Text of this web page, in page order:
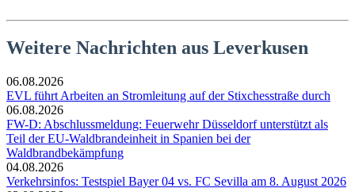
Weitere Nachrichten aus Leverkusen
06.08.2026
EVL führt Arbeiten an Stromleitung auf der Stixchesstraße durch
06.08.2026
FW-D: Abschlussmeldung: Feuerwehr Düsseldorf unterstützt als
Teil der EU-Waldbrandeinheit in Spanien bei der
Waldbrandbekämpfung
04.08.2026
Verkehrsinfos: Testspiel Bayer 04 vs. FC Sevilla am 8. August 2026